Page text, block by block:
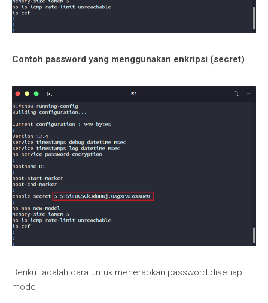
Contoh password yang menggunakan enkripsi (secret)
Berikut adalah cara untuk menerapkan password disetiap
mode